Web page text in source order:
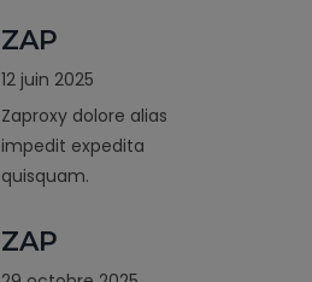
ZAP
12 juin 2025
Zaproxy dolore alias
impedit expedita
quisquam.
ZAP